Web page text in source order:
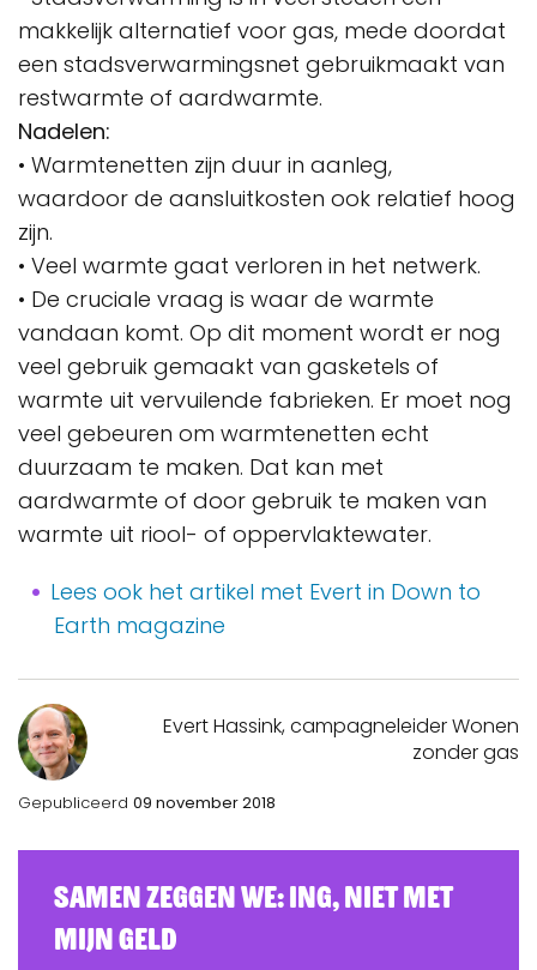
makkelijk alternatief voor gas, mede doordat
een stadsverwarmingsnet gebruikmaakt van
restwarmte of aardwarmte.
Nadelen:
• Warmtenetten zijn duur in aanleg,
waardoor de aansluitkosten ook relatief hoog
zijn.
• Veel warmte gaat verloren in het netwerk.
• De cruciale vraag is waar de warmte
vandaan komt. Op dit moment wordt er nog
veel gebruik gemaakt van gasketels of
warmte uit vervuilende fabrieken. Er moet nog
veel gebeuren om warmtenetten echt
duurzaam te maken. Dat kan met
aardwarmte of door gebruik te maken van
warmte uit riool- of oppervlaktewater.
Lees ook het artikel met Evert in Down to
Earth magazine
Gepubliceerd 09 november 2018
Evert Hassink, campagneleider Wonen
zonder gas
Samen zeggen we: ING, Niet Met
Mijn Geld